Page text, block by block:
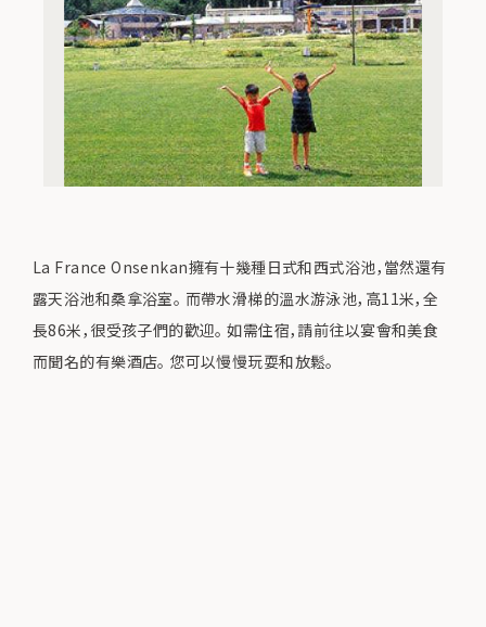
La France Onsenkan擁有十幾種日式和西式浴池，當然還有
露天浴池和桑拿浴室。 而帶水滑梯的溫水游泳池，高11米，全
長86米，很受孩子們的歡迎。 如需住宿，請前往以宴會和美食
而聞名的有樂酒店。 您可以慢慢玩耍和放鬆。